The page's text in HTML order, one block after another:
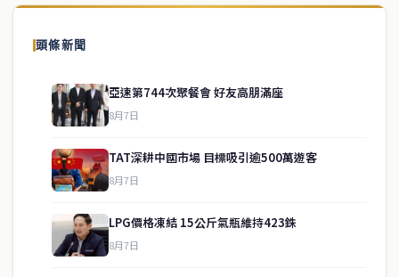
頭條新聞
亞速第744次聚餐會 好友高朋滿座
8月7日
TAT深耕中國市場 目標吸引逾500萬遊客
8月7日
LPG價格凍結 15公斤氣瓶維持423銖
8月7日